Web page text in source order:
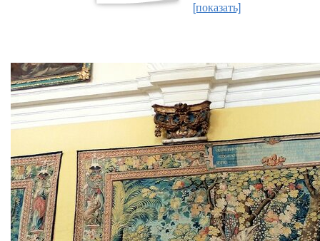
[показать]